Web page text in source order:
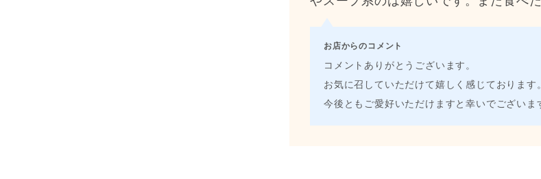
お店からのコメント
コメントありがとうございます。
お気に召していただけて嬉しく感じております
今後ともご愛好いただけますと幸いでございま